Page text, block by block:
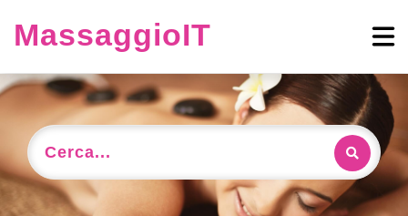
MassaggioIT
Cerca...